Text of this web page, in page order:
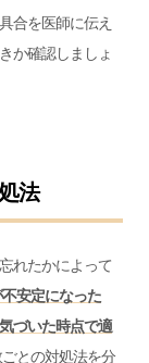
合を医師に伝え
か確認しましょ
法
れたかによって
安定になった
づいた時点で適
との対処法を分